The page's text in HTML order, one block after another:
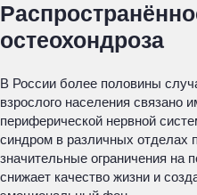
остеохондроза
В России более половины
взрослого населения связано
периферической нервной
синдром в различных отделах
значительные ограничения на
снижает качество жизни и